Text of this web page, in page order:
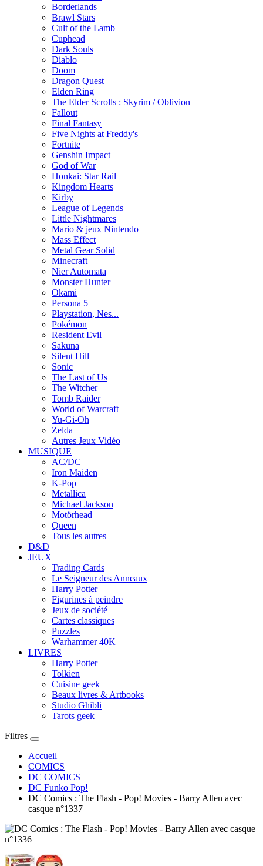
Borderlands
Brawl Stars
Cult of the Lamb
Cuphead
Dark Souls
Diablo
Doom
Dragon Quest
Elden Ring
The Elder Scrolls : Skyrim / Oblivion
Fallout
Final Fantasy
Five Nights at Freddy's
Fortnite
Genshin Impact
God of War
Honkai: Star Rail
Kingdom Hearts
Kirby
League of Legends
Little Nightmares
Mario & jeux Nintendo
Mass Effect
Metal Gear Solid
Minecraft
Nier Automata
Monster Hunter
Okami
Persona 5
Playstation, Nes...
Pokémon
Resident Evil
Sakuna
Silent Hill
Sonic
The Last of Us
The Witcher
Tomb Raider
World of Warcraft
Yu-Gi-Oh
Zelda
Autres Jeux Vidéo
MUSIQUE
AC/DC
Iron Maiden
K-Pop
Metallica
Michael Jackson
Motörhead
Queen
Tous les autres
D&D
JEUX
Trading Cards
Le Seigneur des Anneaux
Harry Potter
Figurines à peindre
Jeux de société
Cartes classiques
Puzzles
Warhammer 40K
LIVRES
Harry Potter
Tolkien
Cuisine geek
Beaux livres & Artbooks
Studio Ghibli
Tarots geek
Filtres
Accueil
COMICS
DC COMICS
DC Funko Pop!
DC Comics : The Flash - Pop! Movies - Barry Allen avec
casque n°1337